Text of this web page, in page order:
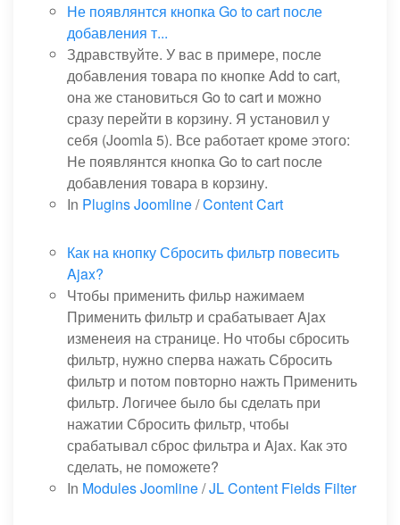
Не появлянтся кнопка Go to cart после
добавления т...
Здравствуйте. У вас в примере, после
добавления товара по кнопке Add to cart,
она же становиться Go to cart и можно
сразу перейти в корзину. Я установил у
себя (Joomla 5). Все работает кроме этого:
Не появлянтся кнопка Go to cart после
добавления товара в корзину.
In Plugins Joomline/Content Cart
Как на кнопку Сбросить фильтр повесить
Ajax?
Чтобы применить фильр нажимаем
Применить фильтр и срабатывает Ajax
изменеия на странице. Но чтобы сбросить
фильтр, нужно сперва нажать Сбросить
фильтр и потом повторно нажть Применить
фильтр. Логичее было бы сделать при
нажатии Сбросить фильтр, чтобы
срабатывал сброс фильтра и Ajax. Как это
сделать, не поможете?
In Modules Joomline/JL Content Fields Filter